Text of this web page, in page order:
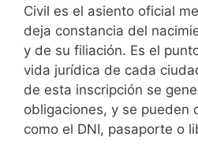
Civil es el asiento oficial
deja constancia del
y de su filiación. Es el
vida jurídica de cada
de esta inscripción se
obligaciones, y se pueden
como el DNI, pasaporte o